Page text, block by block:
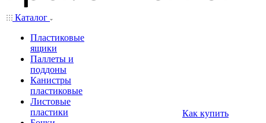
Каталог
Пластиковые
ящики
Паллеты и
поддоны
Канистры
пластиковые
Листовые
пластики
Как купить